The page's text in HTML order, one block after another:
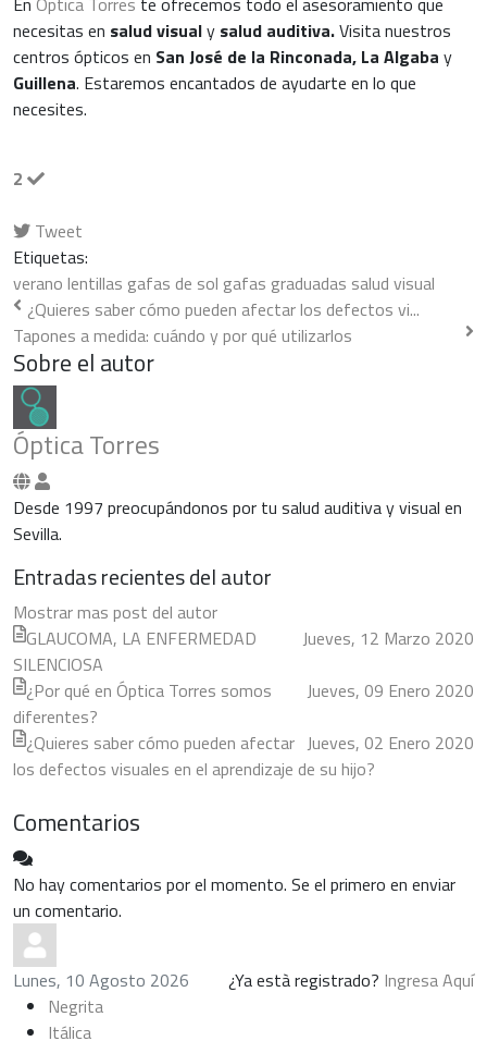
necesitas en salud visualy salud auditiva.Visita nuestros
centros ópticos en San José de la Rinconada, La Algaba y
Guillena. Estaremos encantados de ayudarte en lo que
necesites.
2
Tweet
pinterest
Etiquetas:
verano lentillas gafas de sol gafas graduadas salud visual
¿Quieres saber cómo pueden afectar los defectos vi...
Tapones a medida: cuándo y por qué utilizarlos
Sobre el autor
Óptica Torres
Óptica
Torres
Desde 1997 preocupándonos por tu salud auditiva y visual en
Sevilla.
Entradas recientes del autor
Mostrar mas post del autor
Jueves, 12 Marzo 2020
GLAUCOMA, LA ENFERMEDAD
SILENCIOSA
Jueves, 09 Enero 2020
¿Por qué en Óptica Torres somos
diferentes?
Jueves, 02 Enero 2020
¿Quieres saber cómo pueden afectar
los defectos visuales en el aprendizaje de su hijo?
Comentarios
No hay comentarios por el momento. Se el primero en enviar
un comentario.
¿Ya està registrado? Ingresa Aquí
Lunes, 10 Agosto 2026
Negrita
Itálica